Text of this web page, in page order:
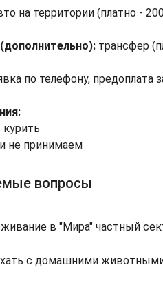
на территории (платно -
трансфер
по телефону, предоплата
не принимаем
вопросы
в "Мира" частный
с домашними